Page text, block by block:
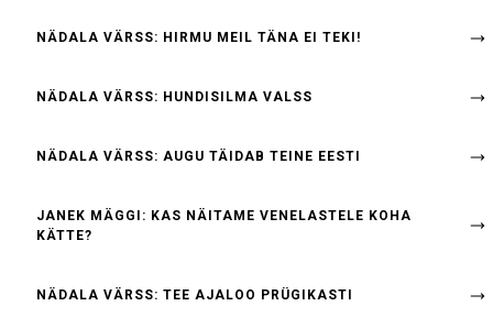
NÄDALA VÄRSS: HIRMU MEIL TÄNA EI TEKI!
NÄDALA VÄRSS: HUNDISILMA VALSS
NÄDALA VÄRSS: AUGU TÄIDAB TEINE EESTI
JANEK MÄGGI: KAS NÄITAME VENELASTELE KOHA
KÄTTE?
NÄDALA VÄRSS: TEE AJALOO PRÜGIKASTI